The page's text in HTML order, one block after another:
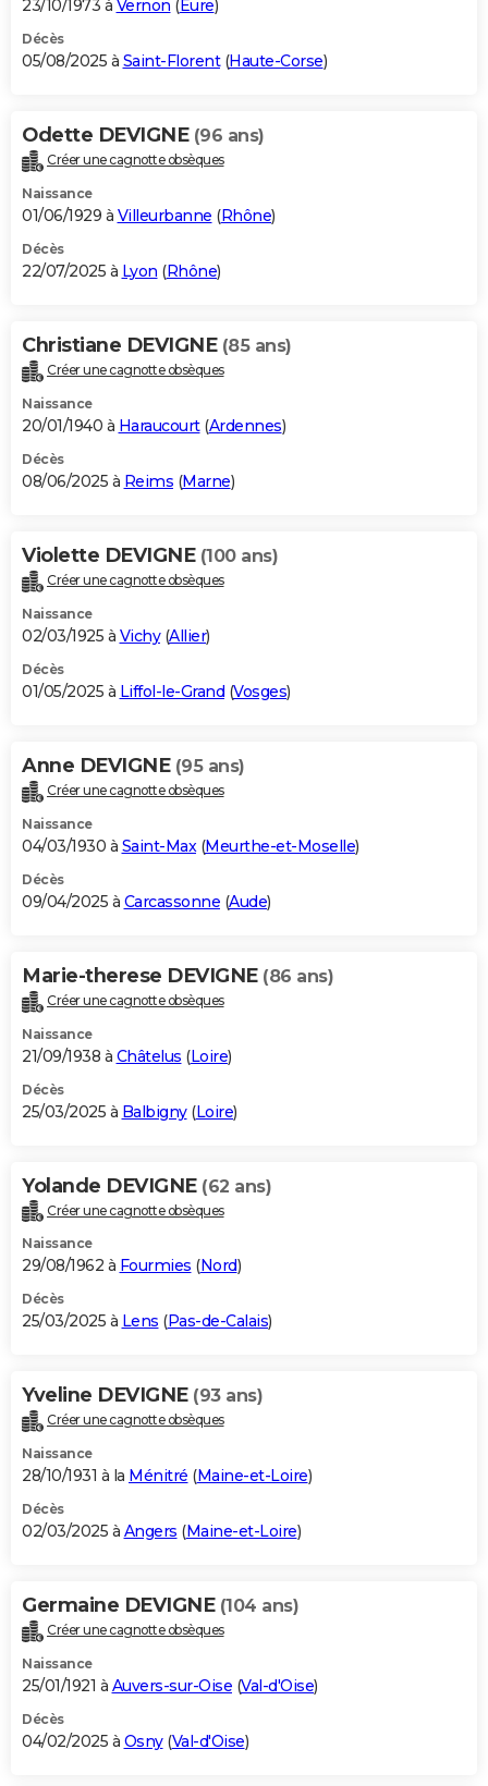
23/10/1973 à Vernon ( Eure)
Décès
05/08/2025 à Saint-Florent(Haute-Corse)
Odette DEVIGNE (96 ans)
Créer une cagnotte obsèques
Naissance
01/06/1929 à Villeurbanne (Rhône)
Décès
22/07/2025 à Lyon (Rhône)
Christiane DEVIGNE (85 ans)
Créer une cagnotte obsèques
Naissance
20/01/1940 à Haraucourt(Ardennes)
Décès
08/06/2025 à Reims (Marne)
Violette DEVIGNE (100 ans)
Créer une cagnotte obsèques
Naissance
02/03/1925 à Vichy(Allier)
Décès
01/05/2025 à Liffol-le-Grand (Vosges)
Anne DEVIGNE (95 ans)
Créer une cagnotte obsèques
Naissance
04/03/1930 à Saint-Max(Meurthe-et-Moselle)
Décès
09/04/2025 à Carcassonne (Aude)
Marie-therese DEVIGNE (86 ans)
Créer une cagnotte obsèques
Naissance
21/09/1938 à Châtelus (Loire)
Décès
25/03/2025 à Balbigny(Loire)
Yolande DEVIGNE (62 ans)
Créer une cagnotte obsèques
Naissance
29/08/1962 à Fourmies (Nord)
Décès
25/03/2025 à Lens (Pas-de-Calais)
Yveline DEVIGNE (93 ans)
Créer une cagnotte obsèques
Naissance
28/10/1931 à la Ménitré (Maine-et-Loire)
Décès
02/03/2025 à Angers (Maine-et-Loire)
Germaine DEVIGNE (104 ans)
Créer une cagnotte obsèques
Naissance
25/01/1921 à Auvers-sur-Oise (Val-d'Oise)
Décès
04/02/2025 à Osny(Val-d'Oise)